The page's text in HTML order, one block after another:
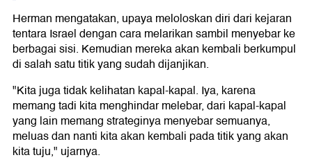
Herman mengatakan, upaya meloloskan diri dari kejaran
tentara Israel dengan cara melarikan sambil menyebar ke
berbagai sisi. Kemudian mereka akan kembali berkumpul
di salah satu titik yang sudah dijanjikan.
"Kita juga tidak kelihatan kapal-kapal. Iya, karena
memang tadi kita menghindar melebar, dari kapal-kapal
yang lain memang strateginya menyebar semuanya,
meluas dan nanti kita akan kembali pada titik yang akan
kita tuju," ujarnya.